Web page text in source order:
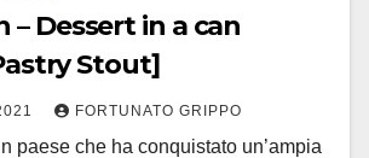
– Dessert in a can
Stout]
FORTUNATO GRIPPO
paese che ha conquistato un’ampia